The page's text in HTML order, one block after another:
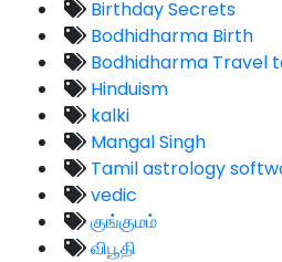
Birthday Secrets
Bodhidharma Birth
Bodhidharma Travel
Hinduism
kalki
Mangal Singh
Tamil astrology
vedic
குங்குமம்
விபூதி